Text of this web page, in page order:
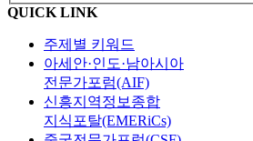
QUICK LINK
주제별 키워드
아세안·인도·남아시아
전문가포럼(AIF)
신흥지역정보종합
지식포탈(EMERiCs)